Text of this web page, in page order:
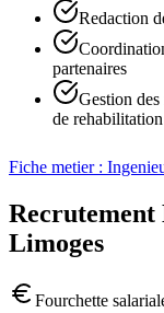
Redaction
partenaires
Gestion
de rehabilitation
Fiche metier :
Recrutement
Limoges
Fourchette